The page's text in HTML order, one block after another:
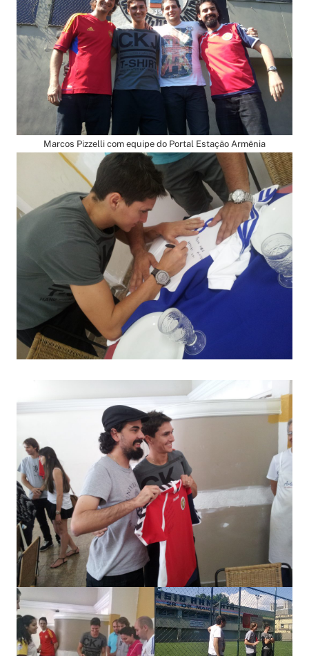
Marcos Pizzelli com equipe do Portal Estação Armênia